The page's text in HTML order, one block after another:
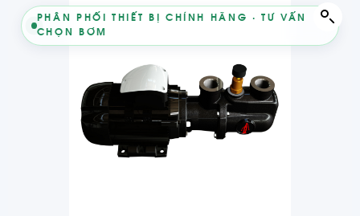
PHÂN PHỐI THIẾT BỊ CHÍNH HÃNG · TƯ VẤN
CHỌN BƠM